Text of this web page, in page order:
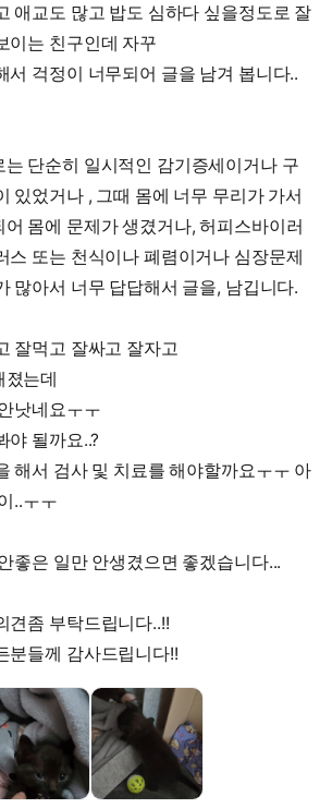
애교도 많고 밥도 심하다 싶을정도로 잘
이는 친구인데 자꾸
서 걱정이 너무되어 글을 남겨 봅니다..
단순히 일시적인 감기증세이거나 구
있었거나 , 그때 몸에 너무 무리가 가서
몸에 문제가 생겼거나, 허피스바이러
스 또는 천식이나 폐렴이거나 심장문제
많아서 너무 답답해서 글을, 남깁니다.
잘먹고 잘싸고 잘자고
졌는데
낫네요ㅜㅜ
야 될까요..?
해서 검사 및 치료를 해야할까요ㅜㅜ 아
..ㅜㅜ
좋은 일만 안생겼으면 좋겠습니다...
견좀 부탁드립니다..!!
분들께 감사드립니다!!